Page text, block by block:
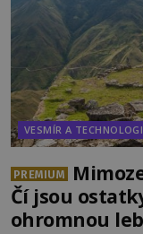
VESMÍR A
PREMIUM
Čí jsou
ohromnou